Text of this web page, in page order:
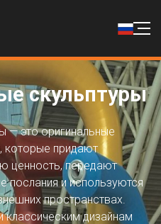
скульптуры
— это оригинальные
которые придают
ценность, передают
послания и используются
пространствах.
дизайнам